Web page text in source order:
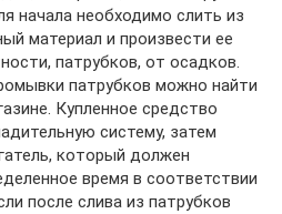
начала необходимо слить из
материал и произвести ее
патрубков, от осадков.
патрубков можно найти
Купленное средство
систему, затем
который должен
время в соответствии
после слива из патрубков